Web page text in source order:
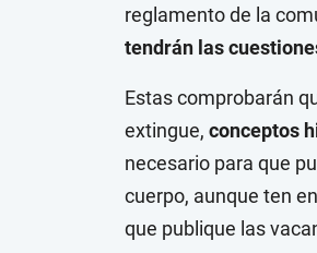
reglamento de la
tendrán las
Estas comprobarán
extingue, conceptos
necesario para que
cuerpo, aunque ten
que publique las